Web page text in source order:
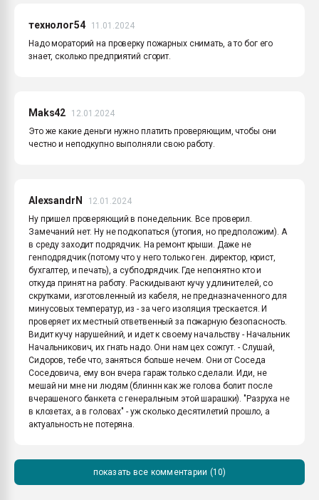
технолог54
11.01.2024
Надо мораторий на проверку пожарных снимать, а то бог его
знает, сколько предприятий сгорит.
Maks42
12.01.2024
Это же какие деньги нужно платить проверяющим, чтобы они
честно и неподкупно выполняли свою работу.
AlexsandrN
12.01.2024
Ну пришел проверяющий в понедельник. Все проверил.
Замечаний нет. Ну не подкопаться (утопия, но предположим). А
в среду заходит подрядчик. На ремонт крыши. Даже не
генподрядчик (потому что у него только ген. директор, юрист,
бухгалтер, и печать), а субподрядчик. Где непонятно кто и
откуда принят на работу. Раскидывают кучу удлинителей, со
скрутками, изготовленный из кабеля, не предназначенного для
минусовых температур, из - за чего изоляция трескается. И
проверяет их местный ответвенный за пожарную безопасность.
Видит кучу нарушейний, и идет к своему начальству - Начальник
Начальникович, их гнать надо. Они нам цех сожгут. - Слушай,
Сидоров, тебе что, заняться больше нечем. Они от Соседа
Соседовича, ему вон вчера гараж только сделали. Иди, не
мешай ни мне ни людям (блиннн как же голова болит после
вчерашеного банкета с генеральным этой шарашки). "Разруха не
в клозетах, а в головах" - уж сколько десятилетий прошло, а
актуальность не потеряна.
показать все комментарии (10)